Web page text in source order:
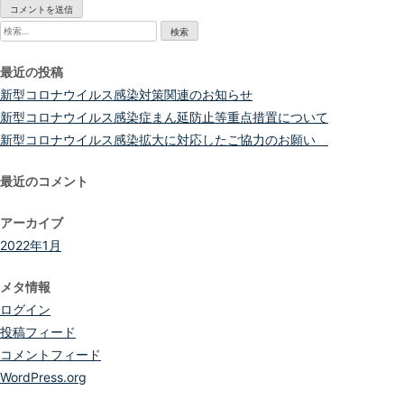
検
最近の投稿
新型コロナウイルス感染対策関連のお知らせ
新型コロナウイルス感染症まん延防止等重点措置について
新型コロナウイルス感染拡大に対応したご協力のお願い
最近のコメント
アーカイブ
2022年1月
メタ情報
ログイン
投稿フィード
コメントフィード
WordPress.org